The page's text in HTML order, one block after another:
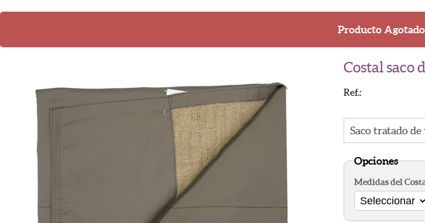
Producto Agotado
Costal saco
Ref.:
Saco tratado
Opciones
Medidas del